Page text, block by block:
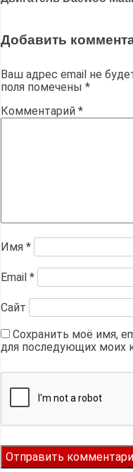
Добавить
Ваш адрес email не
поля помечены *
Комментарий *
Имя *
Email *
Сайт
Сохранить моё имя,
для последующих моих